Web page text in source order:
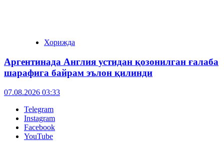
Хорижда
Аргентинада Англия устидан қозонилган ғалаба
шарафига байрам эълон қилинди
07.08.2026 03:33
Telegram
Instagram
Facebook
YouTube